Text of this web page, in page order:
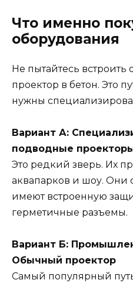
Что именно
оборудования
Не пытайтесь
проектор в бетон. Это
нужны
Вариант А:
подводные
Это редкий зверь. Их
аквапарков и шоу. Они
имеют встроенную
герметичные разъемы.
Вариант Б:
Обычный проектор
Самый популярный